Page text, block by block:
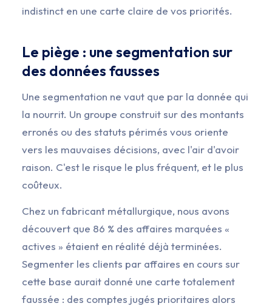
indistinct en une carte claire de vos priorités.
Le piège : une segmentation sur
des données fausses
Une segmentation ne vaut que par la donnée qui
la nourrit. Un groupe construit sur des montants
erronés ou des statuts périmés vous oriente
vers les mauvaises décisions, avec l'air d'avoir
raison. C'est le risque le plus fréquent, et le plus
coûteux.
Chez un fabricant métallurgique, nous avons
découvert que 86 % des affaires marquées «
actives » étaient en réalité déjà terminées.
Segmenter les clients par affaires en cours sur
cette base aurait donné une carte totalement
faussée : des comptes jugés prioritaires alors